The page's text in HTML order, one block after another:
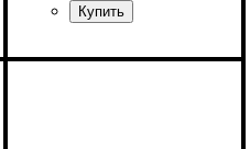
Ширина: 255 см